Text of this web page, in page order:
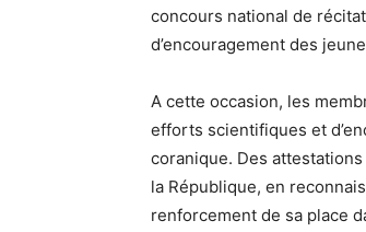
concours national de
d’encouragement des
A cette occasion, les
efforts scientifiques et
coranique. Des
la République, en
renforcement de sa place